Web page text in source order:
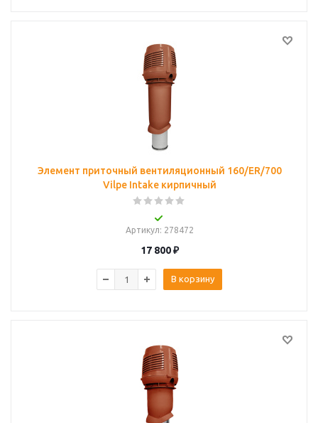
Элемент приточный вентиляционный 160/ER/700
Vilpe Intake кирпичный
Артикул: 278472
17 800₽
В корзину